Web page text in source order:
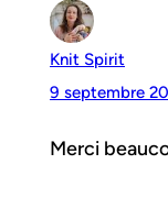
Knit Spirit
9 septembre
Merci